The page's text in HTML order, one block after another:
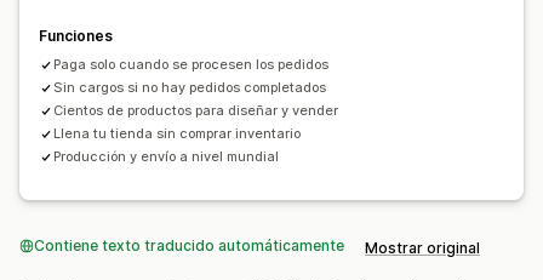
Funciones
Paga solo cuando se procesen los pedidos
Sin cargos si no hay pedidos completados
Cientos de productos para diseñar y vender
Llena tu tienda sin comprar inventario
Producción y envío a nivel mundial
Contiene texto traducido automáticamente Mostrar original